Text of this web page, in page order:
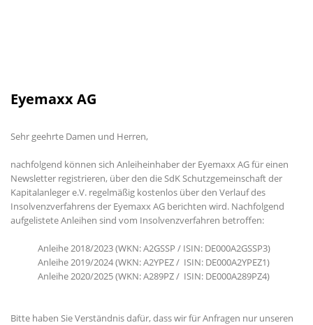
Eyemaxx AG
Sehr geehrte Damen und Herren,
nachfolgend können sich Anleiheinhaber der Eyemaxx AG für einen
Newsletter registrieren, über den die SdK Schutzgemeinschaft der
Kapitalanleger e.V. regelmäßig kostenlos über den Verlauf des
Insolvenzverfahrens der Eyemaxx AG berichten wird. Nachfolgend
aufgelistete Anleihen sind vom Insolvenzverfahren betroffen:
Anleihe 2018/2023 (WKN: A2GSSP / ISIN: DE000A2GSSP3)
Anleihe 2019/2024 (WKN: A2YPEZ / ISIN: DE000A2YPEZ1)
Anleihe 2020/2025 (WKN: A289PZ / ISIN: DE000A289PZ4)
Bitte haben Sie Verständnis dafür, dass wir für Anfragen nur unseren